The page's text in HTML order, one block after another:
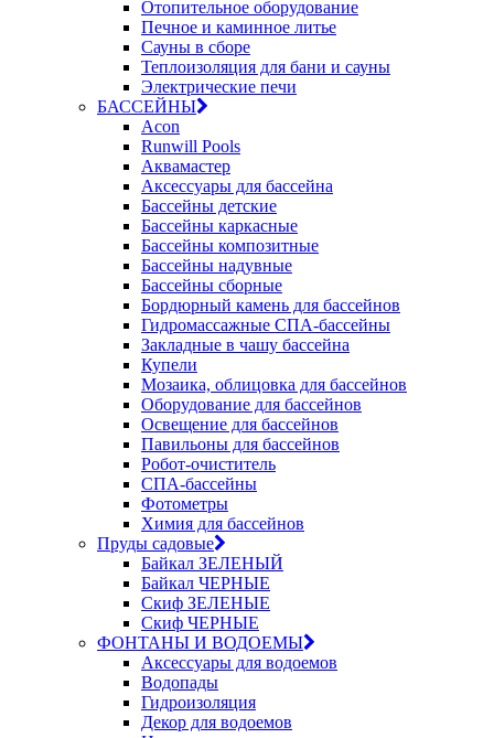
Отопительное оборудование
Печное и каминное литье
Сауны в сборе
Теплоизоляция для бани и сауны
Электрические печи
БАССЕЙНЫ
Acon
Runwill Pools
Аквамастер
Аксессуары для бассейна
Бассейны детские
Бассейны каркасные
Бассейны композитные
Бассейны надувные
Бассейны сборные
Бордюрный камень для бассейнов
Гидромассажные СПА-бассейны
Закладные в чашу бассейна
Купели
Мозаика, облицовка для бассейнов
Оборудование для бассейнов
Освещение для бассейнов
Павильоны для бассейнов
Робот-очиститель
СПА-бассейны
Фотометры
Химия для бассейнов
Пруды садовые
Байкал ЗЕЛЕНЫЙ
Байкал ЧЕРНЫЕ
Скиф ЗЕЛЕНЫЕ
Скиф ЧЕРНЫЕ
ФОНТАНЫ И ВОДОЕМЫ
Аксессуары для водоемов
Водопады
Гидроизоляция
Декор для водоемов